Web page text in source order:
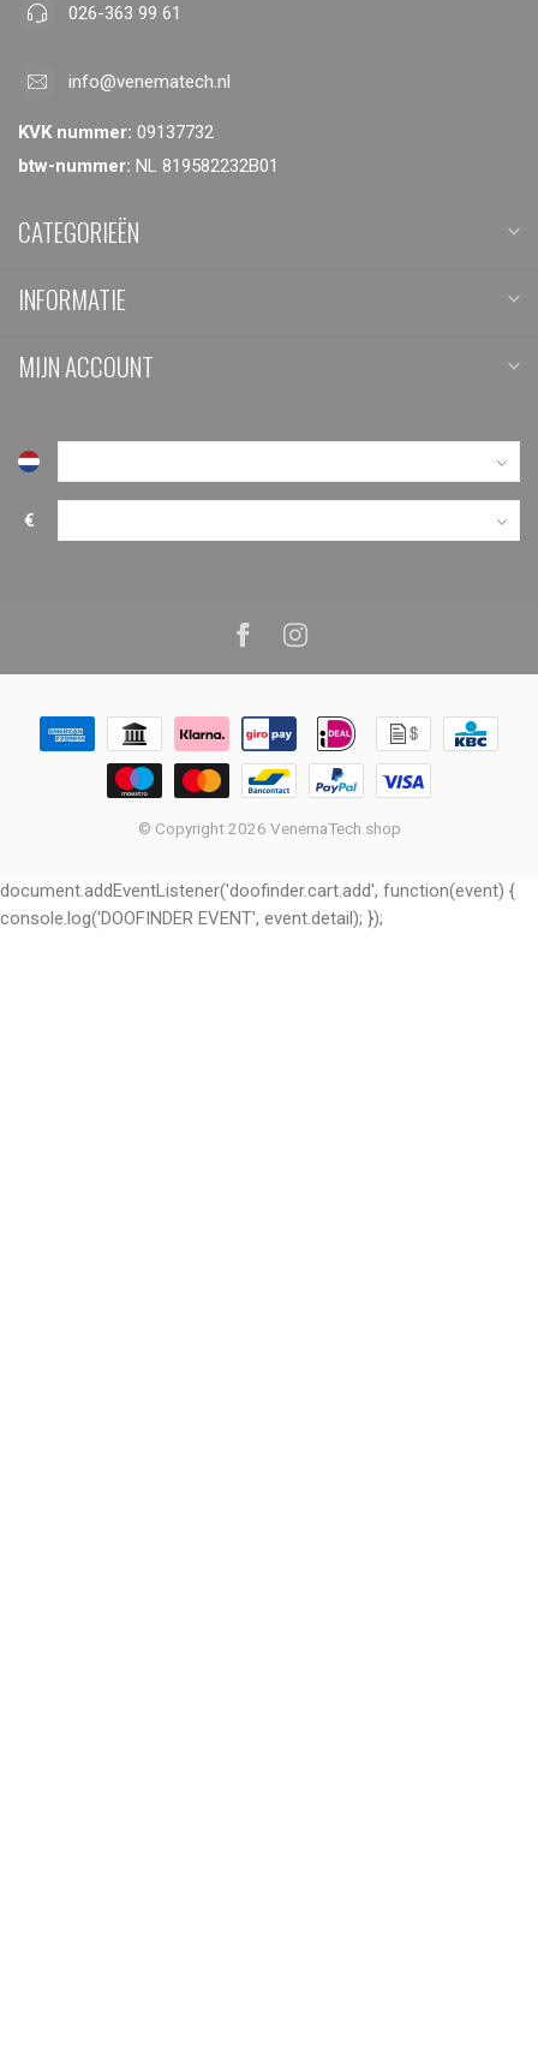
026-363 99 61
info@venematech.nl
KVK nummer: 09137732
btw-nummer: NL 819582232B01
CATEGORIEËN
INFORMATIE
MIJN ACCOUNT
€
© Copyright 2026 VenemaTech.shop
document.addEventListener('doofinder.cart.add', function(event) {
console.log('DOOFINDER EVENT', event.detail); });